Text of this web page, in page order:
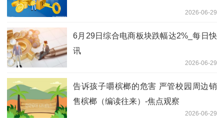
2026-06-29
6月29日综合电商板块跌幅达2%_每日快
讯
2026-06-29
告诉孩子嚼槟榔的危害 严管校园周边销
售槟榔（编读往来）-焦点观察
2026-06-29